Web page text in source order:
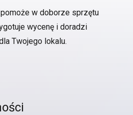
w doborze sprzętu
wycenę i doradzi
Twojego lokalu.